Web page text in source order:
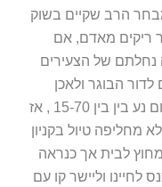
הרב שקיים בשוק
ריקים מאדם, אם
נחלתם של הצעירים
הבוגר ולאכן
טווח הגילאים של הרוכשים ברשת כיום נע בין בין 15-70 , אז
מחליפה טיול בקניון
מחוץ לבית אך כנראה
לחיינו וליישר קו עם